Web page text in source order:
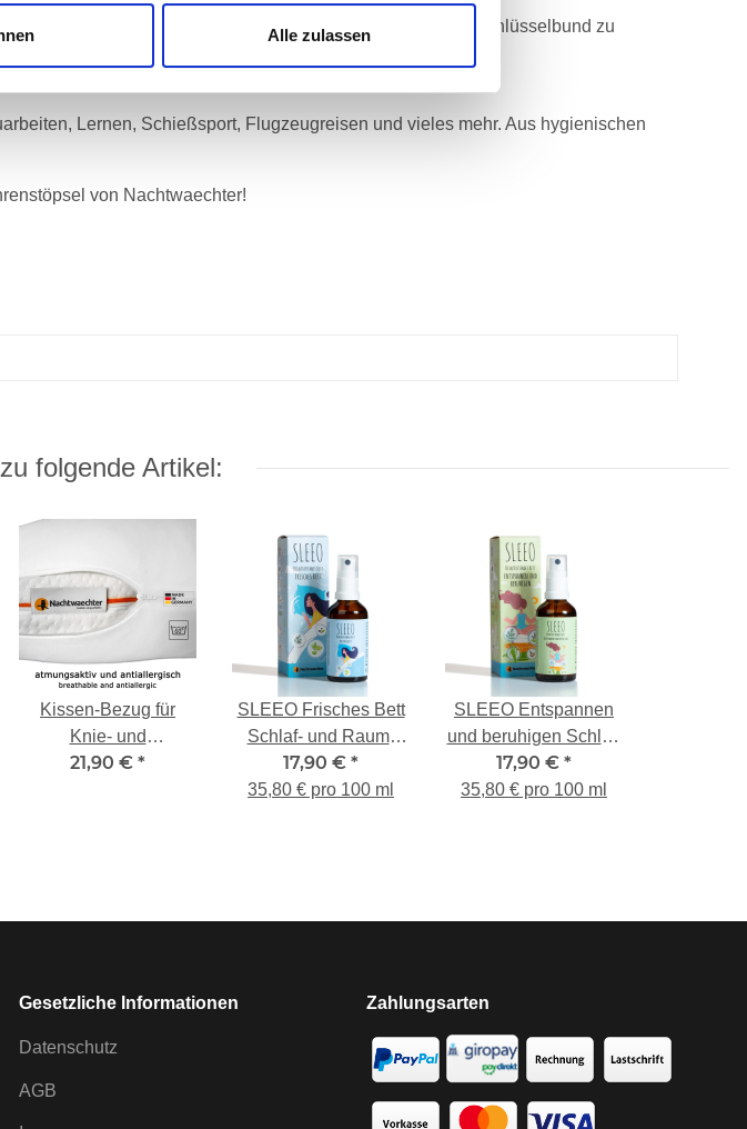
Alle zulassen
mitgelieferten Aluminiumdose. Ganz einfach an jedem Schlüsselbund zu
Lernen, Schießsport, Flugzeugreisen und vieles mehr. Aus hygienischen
von Nachtwaechter!
folgende Artikel:
Kissen-Bezug für
Knie- und
Reisekissen PAUL,
21,90 € *
SLEEO Frisches Bett
Schlaf- und Raum-
Duft 50ml
17,90 € *
35,80 € pro 100 ml
SLEEO Entspannen
und beruhigen Schlaf-
und Raum-Duft 50ml
17,90 € *
35,80 € pro 100 ml
Gesetzliche Informationen
Datenschutz
AGB
Zahlungsarten